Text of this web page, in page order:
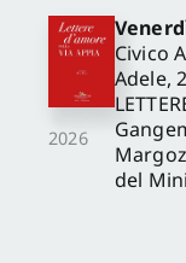
2026
Civico
Adele,
del